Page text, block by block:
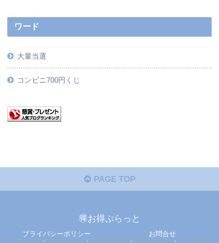
ワード
大量当選
コンビニ700円くじ
PAGE TOP
🉐お得ぷらっと
プライバシーポリシー お問合せ